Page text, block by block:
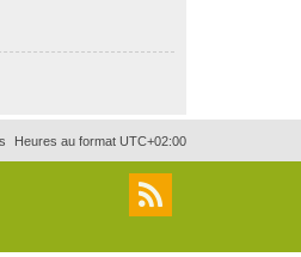
Heures au format UTC+02:00